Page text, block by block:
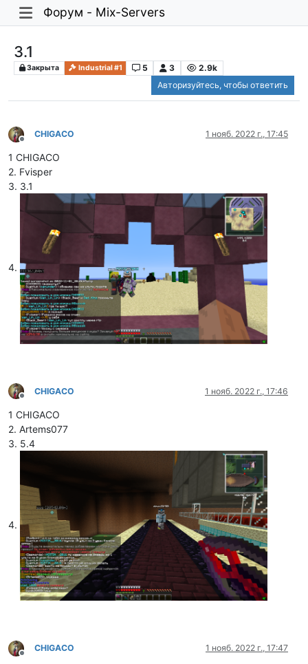
Форум - Mix-Servers
3.1
Закрыта Industrial #1 5 3
2.9k
Авторизуйтесь, чтобы ответить
Не в сети
CHIGACO 1 нояб. 2022 г., 17:45
1 CHIGACO
2. Fvisper
3. 3.1
4.
Не в сети
CHIGACO 1 нояб. 2022 г., 17:46
1 CHIGACO
2. Artems077
3. 5.4
4.
Не в сети
CHIGACO 1 нояб. 2022 г., 17:47